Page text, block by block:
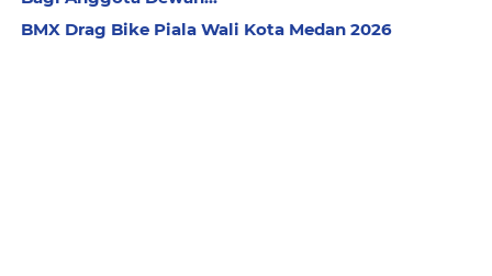
BMX Drag Bike Piala Wali Kota Medan 2026